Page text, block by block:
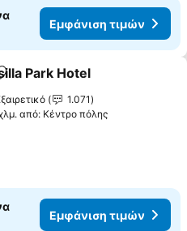
Εμφάνιση τιμών
στα αγαπημένα
Park Hotel
1.071
από: Κέντρο πόλης
Εμφάνιση τιμών